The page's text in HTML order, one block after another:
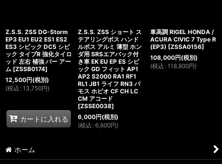
Z.S.S. ZSS DG-Storm
EP3 EU1 EU2 ES1 ES2
ES3 シビック DC5 シビ
ック タイプR 強化タイロ
ッド 左右 補強 バー アー
ム [ZSSB0174]
12,500円(税別)
(税込 : 13,750円)
カートに入れる
Z.S.S. ZSS ショート ス
テアリングボス ハンド
ルボス アルミ 薄型 ホン
ダ用 SRSエアバック付
き車 EK EU EP ES シビ
ック GD フィット AP1
AP2 S2000 RA1 RF1
RL1 JB1 ライフ RN3 バ
モス ホビオ CF CH LC
CM アコード
[ZSSE0038]
6,000円(税別)
(税込 : 6,600円)
車高調 RIGEL HONDA /
ACURA CIVIC 7 Type R
(EP3) [ZSSA0156]
108,000円(税別)
(税込 : 118,800円)
ホーム